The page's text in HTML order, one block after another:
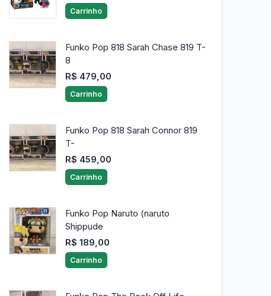
Carrinho
Funko Pop 818 Sarah Chase 819 T-
8
R$ 479,00
Carrinho
Funko Pop 818 Sarah Connor 819
T-
R$ 459,00
Carrinho
Funko Pop Naruto (naruto
Shippude
R$ 189,00
Carrinho